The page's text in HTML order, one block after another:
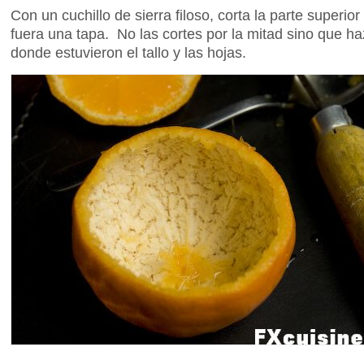
Con un cuchillo de sierra filoso, corta la parte
fuera una tapa. No las cortes por la mitad sino que
donde estuvieron el tallo y las hojas.